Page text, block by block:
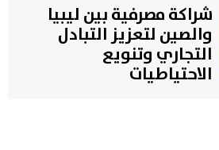
شراكة مصرفية بين ليبيا
والصين لتعزيز التبادل
التجاري وتنويع
الاحتياطيات